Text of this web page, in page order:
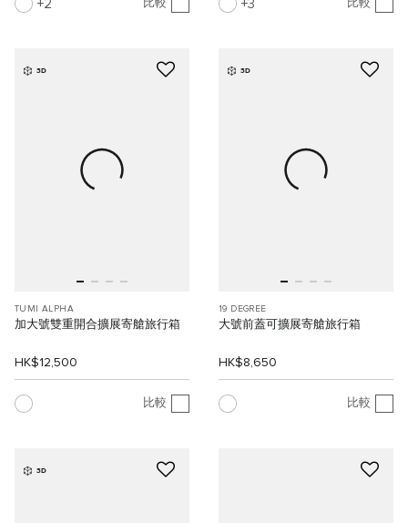
2 比較 3 比較
3D
TUMI ALPHA
加大號雙重開合擴展寄艙旅行箱
HK$12,500
比較
3D
19 DEGREE
大號前蓋可擴展寄艙旅行箱
HK$8,650
比較
3D